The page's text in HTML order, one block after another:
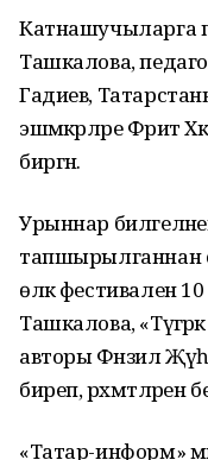
Катнашучыларга
Ташкалова,
Гадиев,
эшмәкәрләре Фәрит
биргән.
Урыннар
тапшырылганнан
өлкә фестивален 10
Ташкалова,
авторы Фәнзилә
биреп, рәхмәтләрен
«Татар-информ»